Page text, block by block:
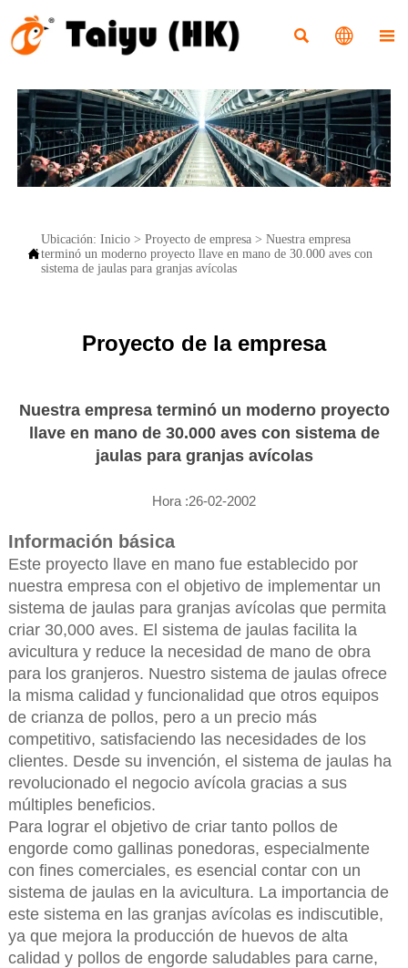
  

Ubicación: Inicio> Proyecto de empresa> Nuestra empresa
terminó un moderno proyecto llave en mano de 30.000 aves con
sistema de jaulas para granjas avícolas
Proyecto de la empresa
Nuestra empresa terminó un moderno proyecto
llave en mano de 30.000 aves con sistema de
jaulas para granjas avícolas
Hora :26-02-2002
Información básica
Este proyecto llave en mano fue establecido por
nuestra empresa con el objetivo de implementar un
sistema de jaulas para granjas avícolas que permita
criar 30,000 aves. El sistema de jaulas facilita la
avicultura y reduce la necesidad de mano de obra
para los granjeros. Nuestro sistema de jaulas ofrece
la misma calidad y funcionalidad que otros equipos
de crianza de pollos, pero a un precio más
competitivo, satisfaciendo las necesidades de los
clientes. Desde su invención, el sistema de jaulas ha
revolucionado el negocio avícola gracias a sus
múltiples beneficios.
Para lograr el objetivo de criar tanto pollos de
engorde como gallinas ponedoras, especialmente
con fines comerciales, es esencial contar con un
sistema de jaulas en la avicultura. La importancia de
este sistema en las granjas avícolas es indiscutible,
ya que mejora la producción de huevos de alta
calidad y pollos de engorde saludables para carne,